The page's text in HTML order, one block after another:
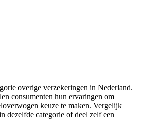
overige verzekeringen in Nederland.
consumenten hun ervaringen om
keuze te maken. Vergelijk
dezelfde categorie of deel zelf een